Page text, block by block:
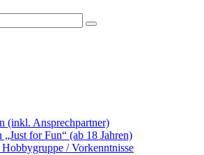
(inkl. Ansprechpartner)
„Just for Fun“ (ab 18 Jahren)
/ Vorkenntnisse